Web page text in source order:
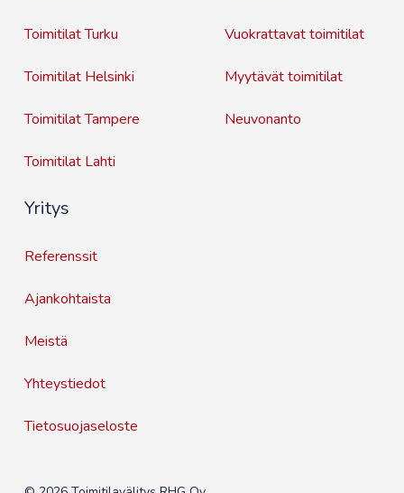
Toimitilat Turku
Toimitilat Helsinki
Toimitilat Tampere
Toimitilat Lahti
Vuokrattavat toimitilat
Myytävät toimitilat
Neuvonanto
Yritys
Referenssit
Ajankohtaista
Meistä
Yhteystiedot
Tietosuojaseloste